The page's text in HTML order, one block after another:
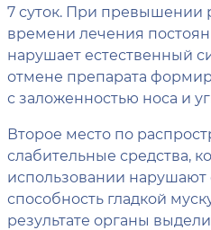
7 суток. При превышении
времени лечения
нарушает естественный
отмене препарата
с заложенностью носа и
Второе место по
слабительные средства,
использовании нарушают
способность гладкой
результате органы